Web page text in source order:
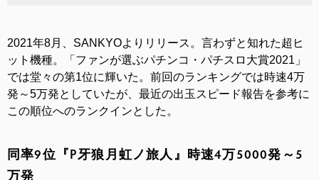
2021年8月、SANKYOよりリリース。言わずと知れた超ヒ
ット機種。「ファンが選ぶパチンコ・パチスロ大賞2021」
では堂々の第1位に輝いた。前回のランキングでは時速4万
発～5万発としていたが、最近の出玉スピード報告を参考に
この順位へのランクインとした。
同率9位『P牙狼月虹ノ旅人』時速4万5000発～5
万発